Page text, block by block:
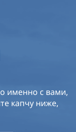
именно с вами,
капчу ниже,